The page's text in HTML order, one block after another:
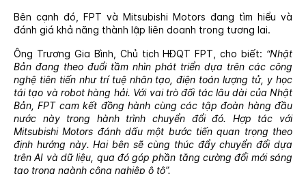
Bên cạnh đó, FPT và Mitsubishi Motors đang tìm hiểu và
đánh giá khả năng thành lập liên doanh trong tương lai.
Ông Trương Gia Bình, Chủ tịch HĐQT FPT, cho biết: “Nhật
Bản đang theo đuổi tầm nhìn phát triển dựa trên các công
nghệ tiên tiến như trí tuệ nhân tạo, điện toán lượng tử, y học
tái tạo và robot hàng hải. Với vai trò đối tác lâu dài của Nhật
Bản, FPT cam kết đồng hành cùng các tập đoàn hàng đầu
nước này trong hành trình chuyển đổi đó. Hợp tác với
Mitsubishi Motors đánh dấu một bước tiến quan trọng theo
định hướng này. Hai bên sẽ cùng thúc đẩy chuyển đổi dựa
trên AI và dữ liệu, qua đó góp phần tăng cường đổi mới sáng
tạo trong ngành công nghiệp ô tô”.